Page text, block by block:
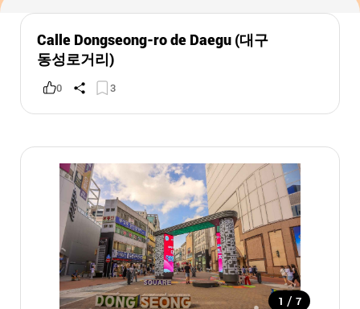
Calle Dongseong-ro de Daegu (대구
동성로거리)
0 3
1 / 7